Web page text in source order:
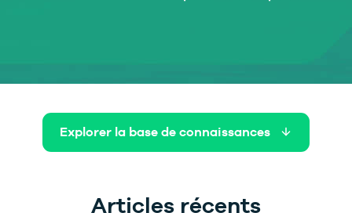
Explorer la base de connaissances
Articles récents